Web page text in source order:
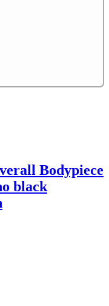
Bodypiece
black